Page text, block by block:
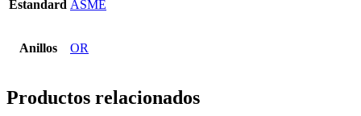
Estandard ASME
Anillos OR
Productos relacionados